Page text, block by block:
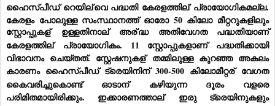
ഹൈസ്പീഡ് റെയില്വെ പദ്ധതി കേരളത്തില് പ്രായോഗികമല്ല.
കേരളം പോലുള്ള സംസ്ഥാനത്ത് ഓരോ 50 കിലോ മീറ്ററുകളിലും
സ്റ്റോപ്പുകള് ഉള്ളതിനാല് അര്ദ്ധ അതിവേഗത പദ്ധതിയാണ്
കേരളത്തില് പ്രായോഗികം. 11 സ്റ്റോപ്പുകളാണ് പദ്ധതിക്കായി
വിഭാവനം ചെയ്തത്. സ്റ്റേഷനുകള് തമ്മിലുള്ള കുറഞ്ഞ അകലം
കാരണം ഹൈസ്പീഡ് ട്രെയിനിന് 300-500 കിലോമീറ്റര് വേഗത
കൈവരിച്ചുകൊണ്ട് ഓടാന് കഴിയുന്ന ദൂരം വളരെ
പരിമിതമായിരിക്കും. ഇക്കാരണത്താല് ഇരു ട്രെയിനുകളും